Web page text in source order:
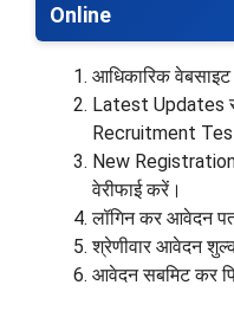
Online
आधिकारिक वेबसाइट
Latest Updates
Recruitment
New
वेरीफाई करें।
लॉगिन कर आवेदन
श्रेणीवार आवेदन
आवेदन सबमिट कर